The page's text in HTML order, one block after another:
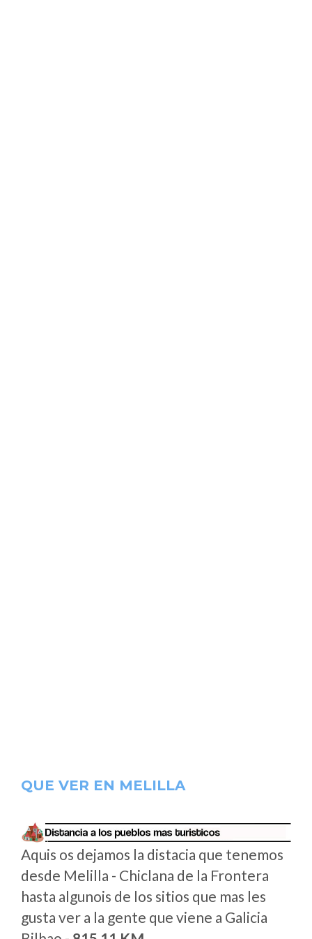
QUE VER EN MELILLA
Aquis os dejamos la distacia que tenemos
desde Melilla - Chiclana de la Frontera
hasta algunois de los sitios que mas les
gusta ver a la gente que viene a Galicia